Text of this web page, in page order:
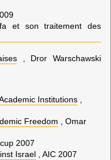
et son traitement des
, Dror Warschawski
Institutions
Freedom , Omar
2007
Israel , AIC 2007